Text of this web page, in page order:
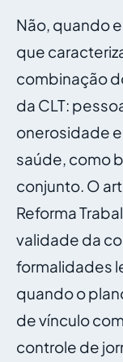
Não, quando
que
combinação
da CLT:
onerosidade
saúde, como
conjunto. O
Reforma
validade da
formalidades
quando o
de vínculo
controle de